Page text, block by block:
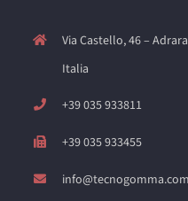
Via Castello, 46 –
Italia
+39 035 933811
+39 035 933455
info@tecnogomma.com